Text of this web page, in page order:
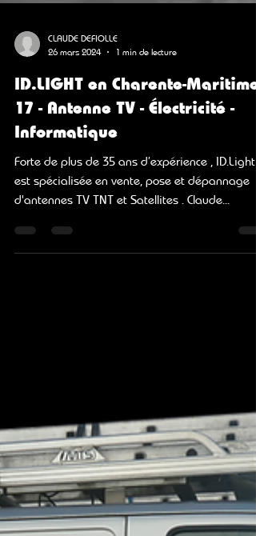
26 mars 2024
1 min de lecture
ID.LIGHT en Charente-Maritime
17 - Antenne TV - Électricité -
Informatique
Forte de plus de 35 ans d’expérience , ID.Light
d'antennes TV TNT et Satellites . Claude...